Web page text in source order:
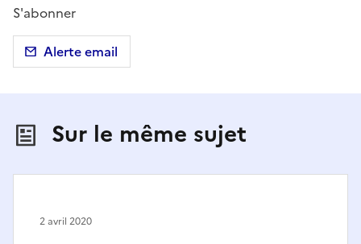
S'abonner
Alerte email
Sur le même sujet
2 avril 2020